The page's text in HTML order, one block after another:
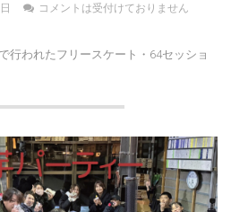
コメントは受付けておりません
行われたフリースケート・64セッショ